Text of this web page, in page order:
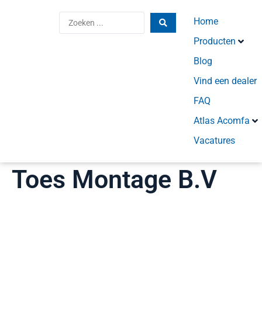
Home
Producten
Blog
Vind een dealer
FAQ
Atlas Acomfa
Vacatures
Toes Montage B.V